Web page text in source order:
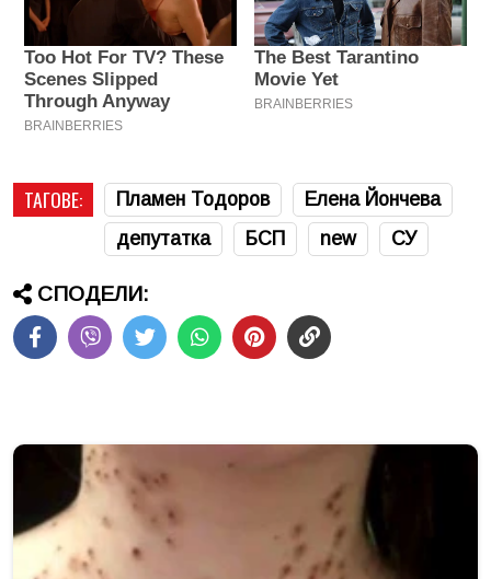
ТАГОВЕ: Пламен Тодоров
Елена Йончева
депутатка
БСП new СУ
СПОДЕЛИ: